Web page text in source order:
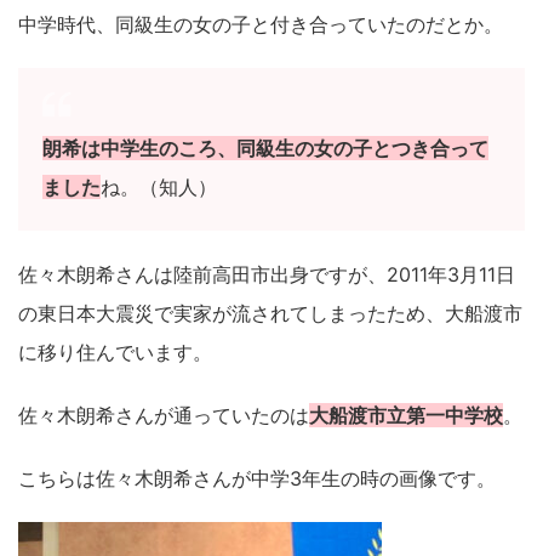
中学時代、同級生の女の子と付き合っていたのだとか。
朗希は中学生のころ、同級生の女の子とつき合って
ましたね。（知人）
佐々木朗希さんは陸前高田市出身ですが、2011年3月11日
の東日本大震災で実家が流されてしまったため、大船渡市
に移り住んでいます。
佐々木朗希さんが通っていたのは大船渡市立第一中学校。
こちらは佐々木朗希さんが中学3年生の時の画像です。